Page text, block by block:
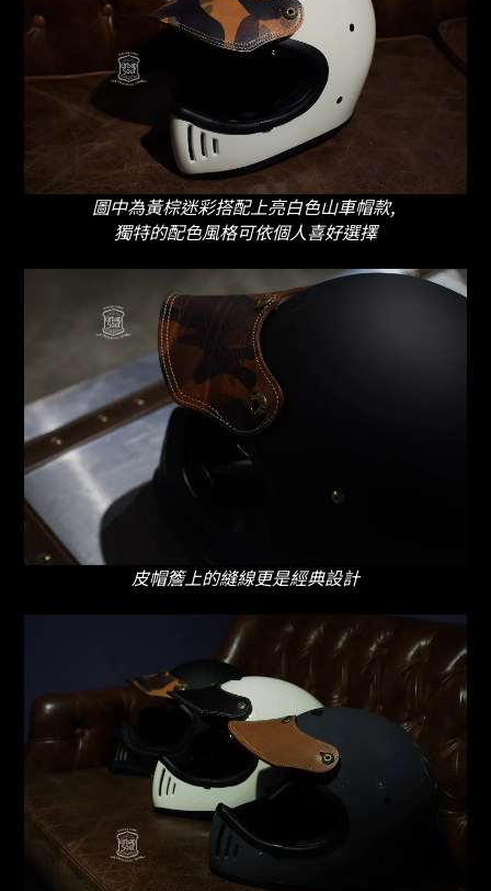
圖中為黃棕迷彩搭配上亮白色山車帽款,
獨特的配色風格可依個人喜好選擇
皮帽簷上的縫線更是經典設計